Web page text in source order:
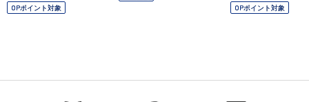
OPポイント対象 OPポイント対象